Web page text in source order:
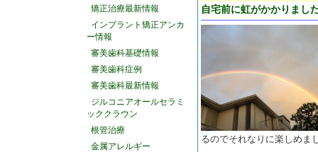
矯正治療最新情報
インプラント矯正アンカ
ー情報
審美歯科基礎情報
審美歯科症例
審美歯科最新情報
ジルコニアオールセラミ
ッククラウン
根管治療
金属アレルギー
自宅前に虹がかかりまし
るのでそれなりに楽しめま